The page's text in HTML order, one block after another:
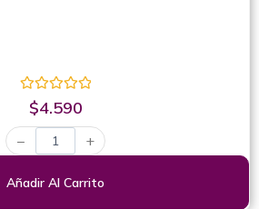
Valorado
con
0
de
5
$4.590
− +
Añadir Al Carrito